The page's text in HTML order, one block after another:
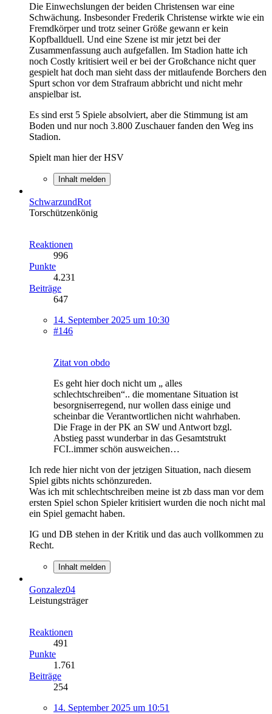
Die Einwechslungen der beiden Christensen war eine
Schwächung. Insbesonder Frederik Christense wirkte wie ein
Fremdkörper und trotz seiner Größe gewann er kein
Kopfballduell. Und eine Szene ist mir jetzt bei der
Zusammenfassung auch aufgefallen. Im Stadion hatte ich
noch Costly kritisiert weil er bei der Großchance nicht quer
gespielt hat doch man sieht dass der mitlaufende Borchers den
Spurt schon vor dem Strafraum abbricht und nicht mehr
anspielbar ist.
Es sind erst 5 Spiele absolviert, aber die Stimmung ist am
Boden und nur noch 3.800 Zuschauer fanden den Weg ins
Stadion.
Spielt man hier der HSV
Inhalt melden
SchwarzundRot
Torschützenkönig
Reaktionen
996
Punkte
4.231
Beiträge
647
14. September 2025 um 10:30
#146
Zitat von obdo
Es geht hier doch nicht um „ alles
schlechtschreiben“.. die momentane Situation ist
besorgniserregend, nur wollen dass einige und
scheinbar die Verantwortlichen nicht wahrhaben.
Die Frage in der PK an SW und Antwort bzgl.
Abstieg passt wunderbar in das Gesamtstrukt
FCI..immer schön ausweichen…
Ich rede hier nicht von der jetzigen Situation, nach diesem
Spiel gibts nichts schönzureden.
Was ich mit schlechtschreiben meine ist zb dass man vor dem
ersten Spiel schon Spieler kritisiert wurden die noch nicht mal
ein Spiel gemacht haben.
IG und DB stehen in der Kritik und das auch vollkommen zu
Recht.
Inhalt melden
Gonzalez04
Leistungsträger
Reaktionen
491
Punkte
1.761
Beiträge
254
14. September 2025 um 10:51